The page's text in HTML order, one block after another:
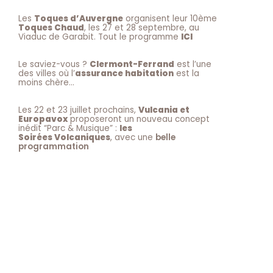
Les Toques d’Auvergne organisent leur 10ème
Toques Chaud, les 27 et 28 septembre, au
Viaduc de Garabit. Tout le programme ICI
Le saviez-vous ? Clermont-Ferrand est l’une
des villes où l’assurance habitation est la
moins chère…
Les 22 et 23 juillet prochains, Vulcania et
Europavoxproposeront un nouveau concept
inédit “Parc & Musique” : les
Soirées Volcaniques, avec une belle
programmation